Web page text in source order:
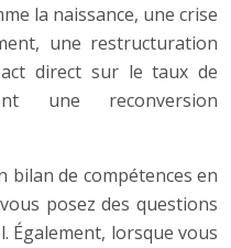
la naissance, une crise
une restructuration
direct sur le taux de
une reconversion
bilan de compétences en
posez des questions
Également, lorsque vous